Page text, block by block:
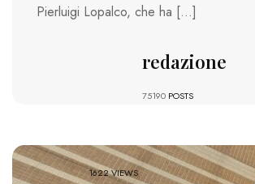
Pierluigi Lopalco, che ha […]
redazione
75190 POSTS
1622 VIEWS